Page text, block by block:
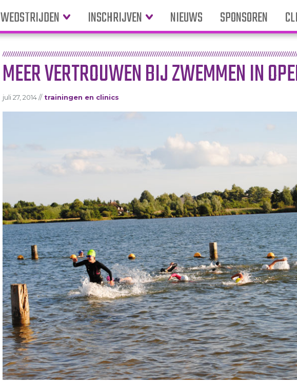
WEDSTRIJDEN INSCHRIJVEN NIEUWS SPONSOREN
MEER VERTROUWEN BIJ ZWEMMEN IN
juli 27, 2014 // trainingen en clinics